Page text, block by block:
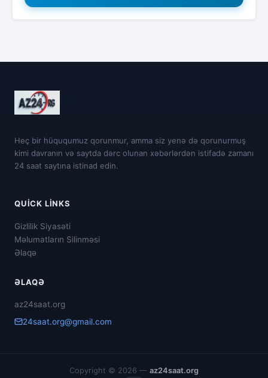
Heç bir hüququmuz qorunmur, amma siz yenə də qorunurmuş
kimi davranın və saytda dərc olunan xəbərlərdən istifadə zamanı
24 saat saytına istinad edin.
QUICK LINKS
Gizlilik Siyasəti
Məlumatların Silinməsi
Əlaqə
ƏLAQƏ
az24saat.org
24saat.org@gmail.com
Copyright © 2026 — az24saat.org